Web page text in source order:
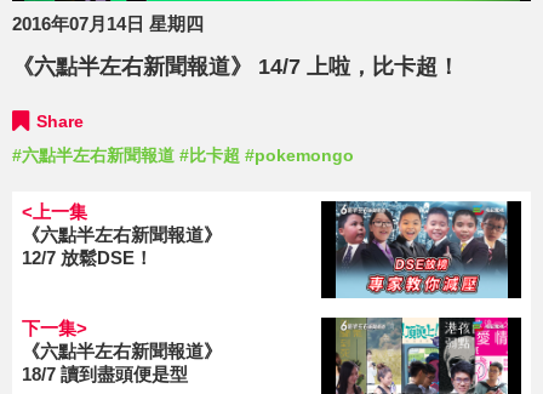
2016年07月14日 星期四
《六點半左右新聞報道》 14/7 上啦，比卡超！
Share
#六點半左右新聞報道 #比卡超 #pokemongo
<上一集
《六點半左右新聞報道》
12/7 放鬆DSE！
下一集>
《六點半左右新聞報道》
18/7 讀到盡頭便是型